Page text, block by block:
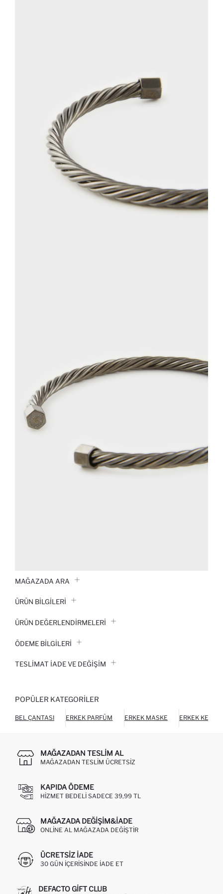
MAĞAZADA ARA
ÜRÜN BILGILERI
ÜRÜN DEĞERLENDİRMELERİ
ÖDEME BİLGİLERİ
TESLIMAT İADE VE DEĞIŞIM
POPÜLER KATEGORILER
BEL ÇANTASI ERKEK PARFÜM ERKEK MASKE ERKEK KEMER
MAĞAZADAN TESLIM AL
MAĞAZADAN TESLIM ÜCRETSIZ
KAPIDA ÖDEME
HIZMET BEDELI SADECE 39,99 TL
MAĞAZADA DEĞIŞIM&İADE
ONLINE AL MAĞAZADA DEĞIŞTIR
ÜCRETSIZ IADE
30 GÜN IÇERISINDE IADE ET
DEFACTO GIFT CLUB